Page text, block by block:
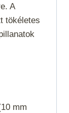
A
tökéletes
mm